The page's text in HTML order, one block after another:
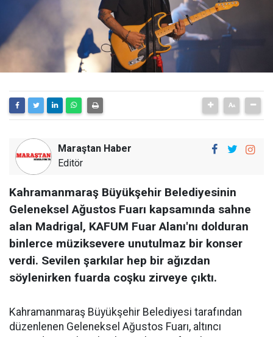
Maraştan Haber
Editör
Kahramanmaraş Büyükşehir Belediyesinin
Geleneksel Ağustos Fuarı kapsamında sahne
alan Madrigal, KAFUM Fuar Alanı'nı dolduran
binlerce müziksevere unutulmaz bir konser
verdi. Sevilen şarkılar hep bir ağızdan
söylenirken fuarda coşku zirveye çıktı.
Kahramanmaraş Büyükşehir Belediyesi tarafından
düzenlenen Geleneksel Ağustos Fuarı, altıncı